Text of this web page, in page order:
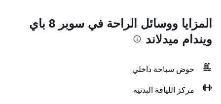
المزايا ووسائل الراحة في سوبر 8 باي
ويندام ميدلاند
حوض سباحة داخلي
مركز اللياقة البدنية